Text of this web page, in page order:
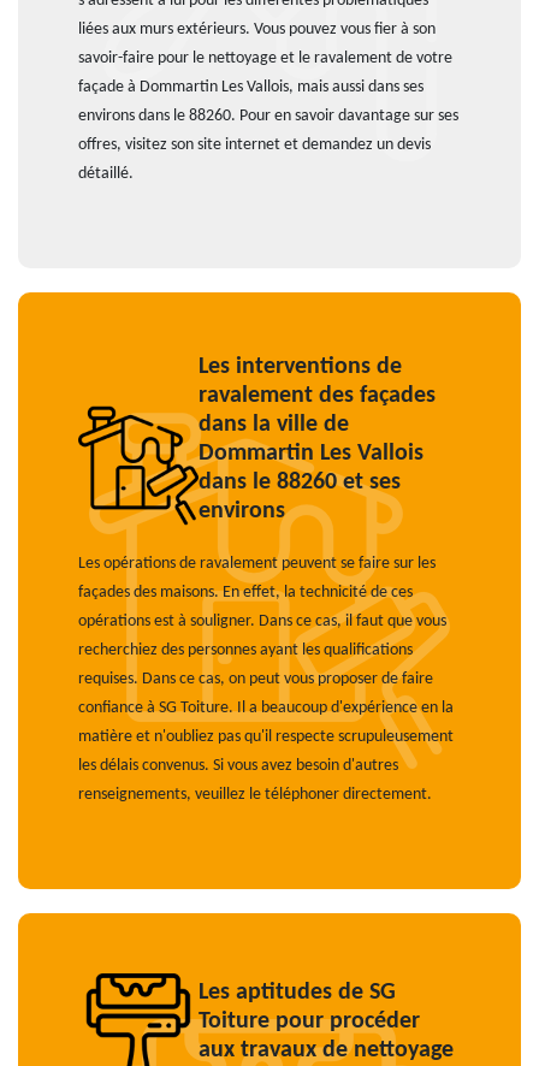
liées aux murs extérieurs. Vous pouvez vous fier à son
savoir-faire pour le nettoyage et le ravalement de votre
façade à Dommartin Les Vallois, mais aussi dans ses
environs dans le 88260. Pour en savoir davantage sur ses
offres, visitez son site internet et demandez un devis
détaillé.
Les interventions de
ravalement des façades
dans la ville de
Dommartin Les Vallois
dans le 88260 et ses
environs
Les opérations de ravalement peuvent se faire sur les
façades des maisons. En effet, la technicité de ces
opérations est à souligner. Dans ce cas, il faut que vous
recherchiez des personnes ayant les qualifications
requises. Dans ce cas, on peut vous proposer de faire
confiance à SG Toiture. Il a beaucoup d'expérience en la
matière et n'oubliez pas qu'il respecte scrupuleusement
les délais convenus. Si vous avez besoin d'autres
renseignements, veuillez le téléphoner directement.
Les aptitudes de SG
Toiture pour procéder
aux travaux de nettoyage